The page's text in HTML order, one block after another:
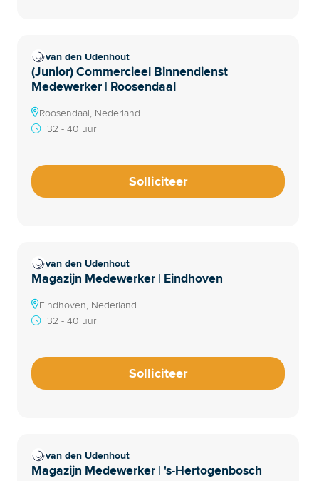
van den Udenhout
(Junior) Commercieel Binnendienst
Medewerker | Roosendaal
Roosendaal, Nederland
32 - 40 uur
Solliciteer
van den Udenhout
Magazijn Medewerker | Eindhoven
Eindhoven, Nederland
32 - 40 uur
Solliciteer
van den Udenhout
Magazijn Medewerker | 's-Hertogenbosch